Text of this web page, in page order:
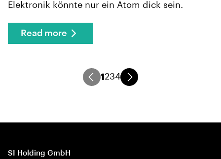
Elektronik könnte nur ein Atom dick sein.
Read more
1234
SI Holding GmbH